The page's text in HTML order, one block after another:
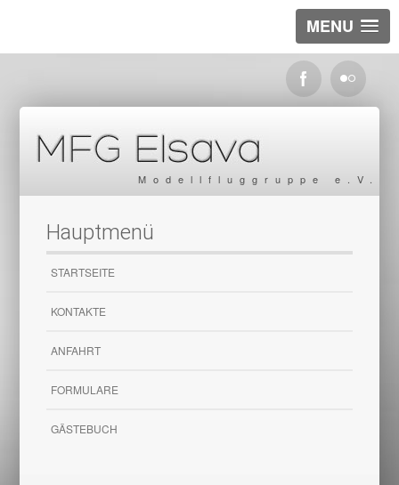
MENU
Modellfluggruppe e.V.
Hauptmenü
STARTSEITE
KONTAKTE
ANFAHRT
FORMULARE
GÄSTEBUCH